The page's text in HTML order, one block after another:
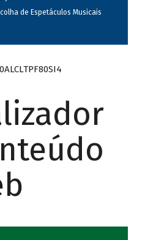
de Espetáculos Musicais